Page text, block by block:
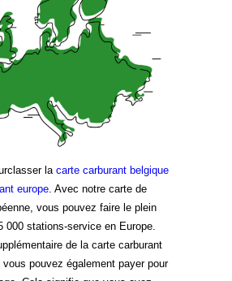
la carte carburant belgique
europe . Avec notre carte de
vous pouvez faire le plein
000 stations-service en Europe.
de la carte carburant
vous pouvez également payer pour